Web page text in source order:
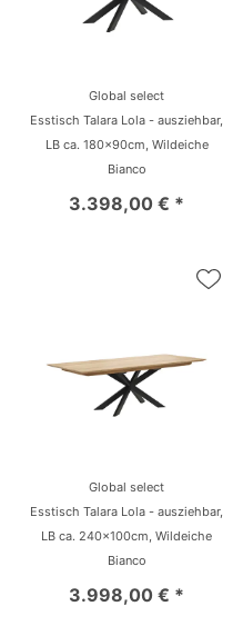
Global select
Esstisch Talara Lola - ausziehbar,
LB ca. 180x90cm, Wildeiche
Bianco
3.398,00 € *
Global select
Esstisch Talara Lola - ausziehbar,
LB ca. 240x100cm, Wildeiche
Bianco
3.998,00 € *